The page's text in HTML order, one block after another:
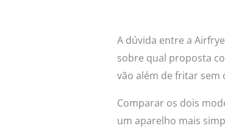
A dúvida entre a
sobre qual proposta
vão além de fritar
Comparar os dois
um aparelho mais